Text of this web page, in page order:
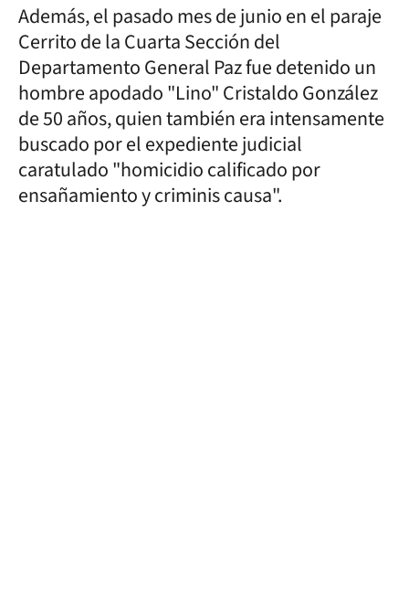
Además, el pasado mes de junio en el paraje
Cerrito de la Cuarta Sección del
Departamento General Paz fue detenido un
hombre apodado "Lino" Cristaldo González
de 50 años, quien también era intensamente
buscado por el expediente judicial
caratulado "homicidio calificado por
ensañamiento y criminis causa".